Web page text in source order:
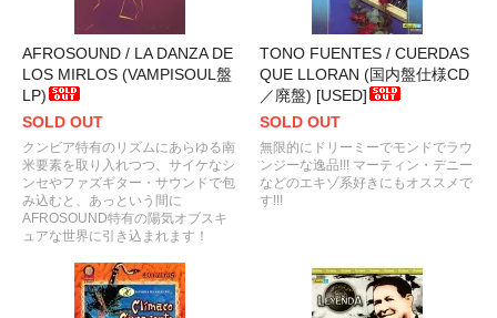
AFROSOUND / LA DANZA DE
LOS MIRLOS (VAMPISOUL盤
LP)
SOLD OUT
クンビア特有のリズムにあらゆる南
米要素を取り入れつつ、サイケなシ
ンセやファズギター・サウンドで包
み込むと、あっという間に
AFROSOUND特有の陽気オブスキ
ュアな世界に引き込まれます！
TONO FUENTES / CUERDAS
QUE LLORAN (国内盤仕様CD
／廃盤) [USED]
SOLD OUT
無限的にドリーミーでモンドでラウ
ンジーな逸品!!! マーティン・デニー
などのエキゾ系好きにもオススメで
す!!!